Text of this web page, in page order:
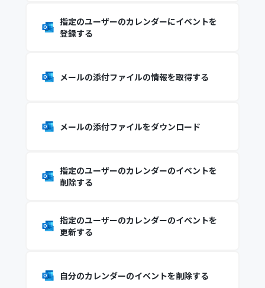
指定のユーザーのカレンダーにイベントを
登録する
メールの添付ファイルの情報を取得する
メールの添付ファイルをダウンロード
指定のユーザーのカレンダーのイベントを
削除する
指定のユーザーのカレンダーのイベントを
更新する
自分のカレンダーのイベントを削除する